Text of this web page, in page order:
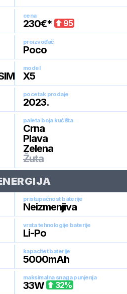
cena
230€* 95
proizvođač
Poco
model
X5
pocetak prodaje
2023.
paleta boja kućišta
Crna
Plava
Zelena
Žuta
pristupačnost baterije
Neizmenjiva
vrsta tehnologije baterije
Li-Po
kapacitet baterije
5000mAh
maksimalna snaga punjenja
33W 32%